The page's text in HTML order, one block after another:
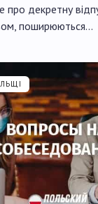
декретну
поширюються…